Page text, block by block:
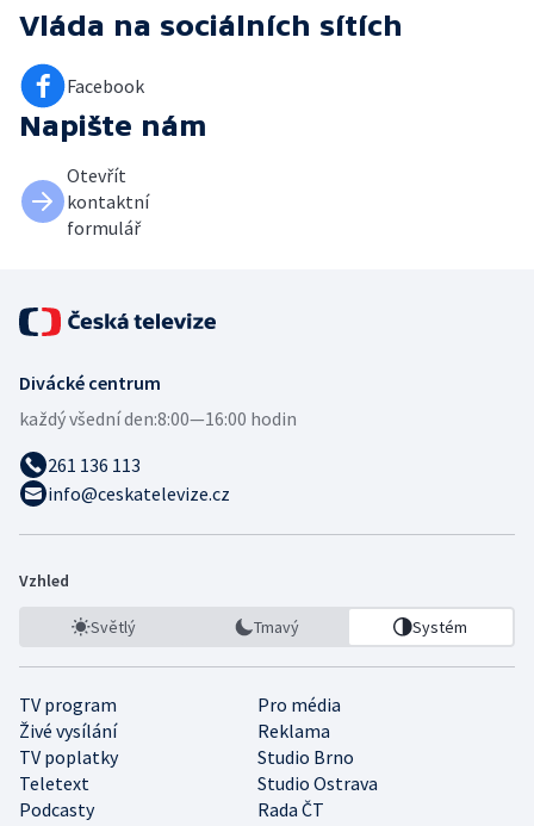
Vláda na sociálních sítích
Facebook
Napište nám
Otevřít
kontaktní
formulář
Divácké centrum
každý všední den:8:00—16:00 hodin
261 136 113
info@ceskatelevize.cz
Vzhled
Světlý Tmavý Systém
TV program
Pro média
Živé vysílání
Reklama
TV poplatky
Studio Brno
Teletext
Studio Ostrava
Podcasty
Rada ČT